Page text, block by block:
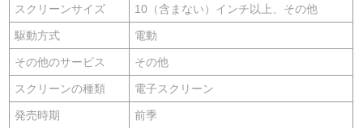
スクリーンサイズ 10（含まない）インチ以上、その他
駆動方式 電動
その他のサービス その他
スクリーンの種類 電子スクリーン
発売時期 前季